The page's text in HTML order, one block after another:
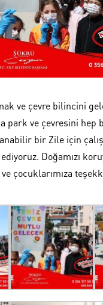
ve çevre bilincini
park ve çevresini
bir Zile için
Doğamızı
çocuklarımıza